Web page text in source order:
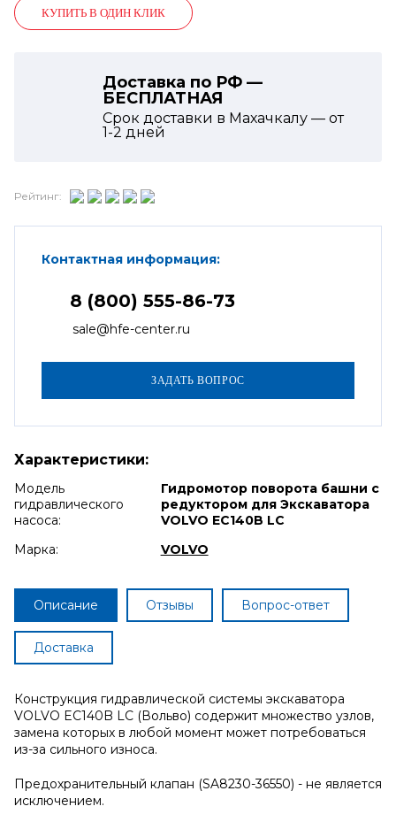
КУПИТЬ В ОДИН КЛИК
Доставка по РФ —
БЕСПЛАТНАЯ
Срок доставки в Махачкалу — от
1-2 дней
Рейтинг:
Контактная информация:
8 (800) 555-86-73
sale@hfe-center.ru
Характеристики:
Модель
гидравлического
насоса:
Гидромотор поворота башни с
редуктором для Экскаватора
VOLVO EC140B LC
Марка:
VOLVO
Описание Отзывы Вопрос-ответ
Доставка
Конструкция гидравлической системы экскаватора
VOLVO EC140B LC (Вольво) содержит множество узлов,
замена которых в любой момент может потребоваться
из-за сильного износа.
Предохранительный клапан (SA8230-36550) - не является
исключением.